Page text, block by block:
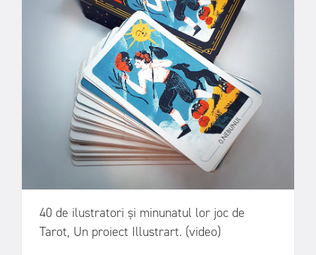
40 de ilustratori și minunatul lor joc de
Tarot, Un proiect Illustrart. (video)